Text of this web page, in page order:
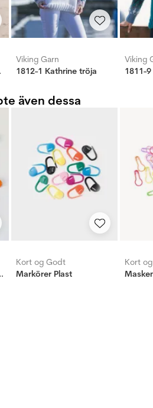
Viking Garn
1812-1 Kathrine tröja
Viking
1811-
även dessa
st, liten
Kort og Godt
Markörer Plast
Kort